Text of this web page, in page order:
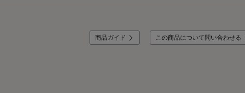
商品ガイド この商品について問い合わせる